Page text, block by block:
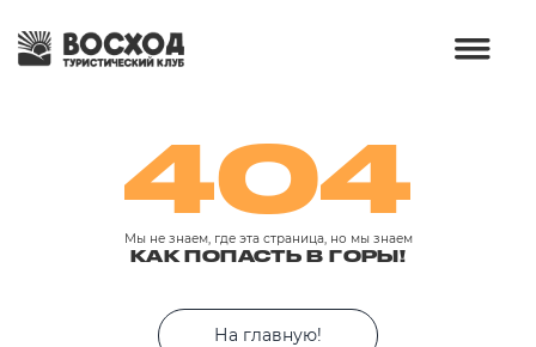
404
Мы не знаем, где эта страница, но мы знаем
КАК ПОПАСТЬ В ГОРЫ!
На главную!